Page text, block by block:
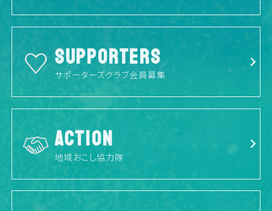
SUPPORTERS
サポーターズクラブ会員募集
ACTION
地域おこし協力隊